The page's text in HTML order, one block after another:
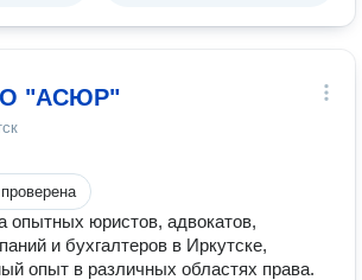
"АСЮР"
юристов, адвокатов,
и бухгалтеров в Иркутске,
опыт в различных областях права.